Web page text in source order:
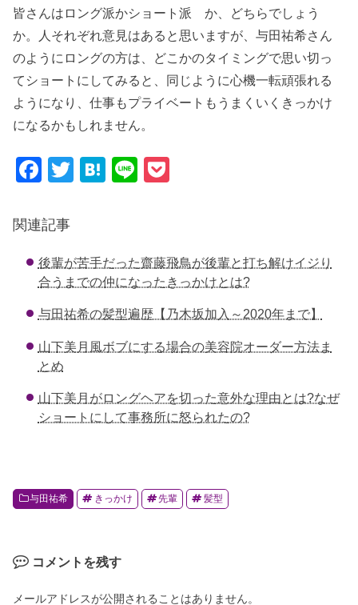
皆さんはロング派かショート派 か、どちらでしょう
か。人それぞれ意見はあると思いますが、与田祐希さん
のようにロングの方は、どこかのタイミングで思い切っ
てショートにしてみると、同じように心機一転頑張れる
ようになり、仕事もプライベートもうまくいくきっかけ
になるかもしれません。
F
c
b
o
o
k
T
H
a
Li
関連記事
後輩が苦手だった齋藤飛鳥が後輩と打ち解けイジり
合うまでの仲になったきっかけとは?
与田祐希の髪型遍歴【乃木坂加入～2020年まで】
山下美月風ボブにする場合の美容院オーダー方法ま
とめ
山下美月がロングヘアを切った意外な理由とは?なぜ
ショートにして事務所に怒られたの?
与田祐希 きっかけ 先輩 髪型
コメントを残す
メールアドレスが公開されることはありません。